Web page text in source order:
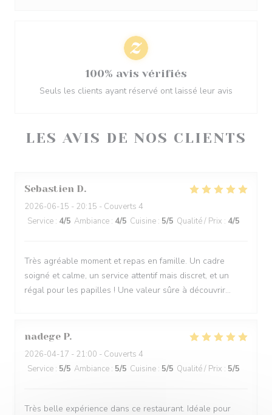
LES AVIS DE NOS CLIENTS
Sebastien D
2026-06-15 - 20:15 - Couverts 4
Service : 4/5 Ambiance : 4/5 Cuisine : 5/5 Qualité / Prix : 4/5
Très agréable moment et repas en famille. Un cadre
soigné et calme, un service attentif mais discret, et un
régal pour les papilles ! Une valeur sûre à découvrir...
nadege P
2026-04-17 - 21:00 - Couverts 4
Service : 5/5 Ambiance : 5/5 Cuisine : 5/5 Qualité / Prix : 5/5
Très belle expérience dans ce restaurant. Idéale pour
100% avis vérifiés
Seuls les clients ayant réservé ont laissé leur avis